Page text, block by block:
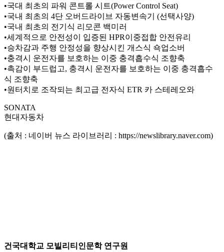
•국대 최초의 파워 콘트롤 시트(Power Control Seat)
•국내 최초의 4단 오버드라이브 자동변속기 (선택사양)
•국내 최초의 전기식 리모콘 백미러
•세계적으로 안전성이 입증된 HPR이중접합 안전유리
•승차감과 주행 안정성을 향상시킨 개스식 쇽업소버
•충격시 운전자를 보호하는 이중 충격흡수식 조향축
•촉감이 부드럽고, 충격시 운전자를 보호하는 이중 충격흡수
식 조향축
•원터치로 조작되는 최고급 전자식 ETR 카 스테레오와
SONATA
현대자동차
(출처 : 네이버 뉴스 라이브러리 : https://newslibrary.naver.com)
건국대학교 모빌리티인문학 연구원